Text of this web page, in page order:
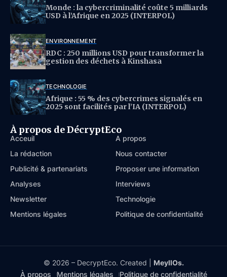
Monde : la cybercriminalité coûte 5 milliards
USD à l’Afrique en 2025 (INTERPOL)
ENVIRONNEMENT
RDC : 250 millions USD pour transformer la
gestion des déchets à Kinshasa
TECHNOLOGIE
Afrique : 55 % des cybercrimes signalés en
2025 sont facilités par l’IA (INTERPOL)
À propos de DécryptEco
Acceuil
À propos
La rédaction
Nous contacter
Publicité & partenariats
Proposer une information
Analyses
Interviews
Newsletter
Technologie
Mentions légales
Politique de confidentialité
© 2026 – DecryptEco. Created | MeyllOs.
À propos
Mentions légales Politique de confidentialité